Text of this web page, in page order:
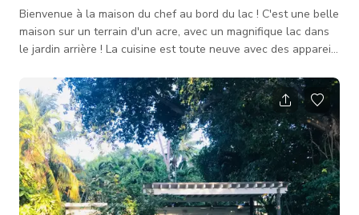
Bienvenue à la maison du chef au bord du lac ! C'est une belle
maison sur un terrain d'un acre, avec un magnifique lac dans
le jardin arrière ! La cuisine est toute neuve avec des appareils
10 pieds et beaucoup d'espace ouvert. Il y a aussi un grand
salon avec une cheminée fonctionnelle et un piano, plusieurs
salles de bains rénovées et 2 chambres disponibles. Cette
propriété est équipée d'une entrée d'entretien de 12 pied